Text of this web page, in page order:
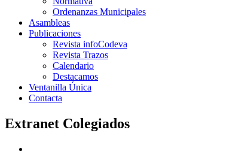
Ordenanzas Municipales
Asambleas
Publicaciones
Revista infoCodeva
Revista Trazos
Calendario
Destacamos
Ventanilla Única
Contacta
Extranet Colegiados